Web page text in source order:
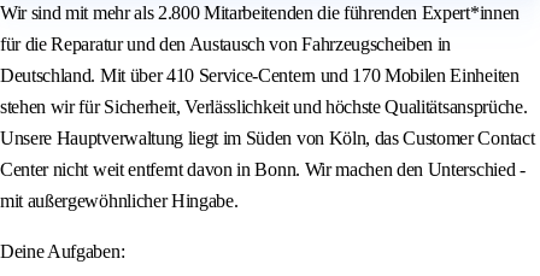
Wir sind mit mehr als 2.800 Mitarbeitenden die führenden Expert*innen
für die Reparatur und den Austausch von Fahrzeugscheiben in
Deutschland. Mit über 410 Service-Centern und 170 Mobilen Einheiten
stehen wir für Sicherheit, Verlässlichkeit und höchste Qualitätsansprüche.
Unsere Hauptverwaltung liegt im Süden von Köln, das Customer Contact
Center nicht weit entfernt davon in Bonn. Wir machen den Unterschied -
mit außergewöhnlicher Hingabe.
Deine Aufgaben: